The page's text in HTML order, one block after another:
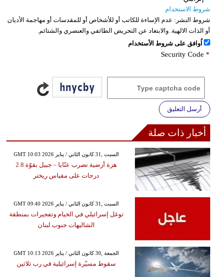
شروط الاستخدام
شروط النشر: عدم الإساءة للكاتب أو للأشخاص أو للمقدسات أو مهاجمة الأديان
أو الذات الالهية. والابتعاد عن التحريض الطائفي والعنصري والشتائم.
اُوافق على شروط الأستخدام
Security Code *
أرسل التعليق
أخبار ذات صلة
GMT 10:03 2026 السبت ,31 كانون الثاني / يناير
هزة أرضية تضرب عنّايا – جبيل بقوّة 2.8
درجات على مقياس ريختر
GMT 09:40 2026 السبت ,31 كانون الثاني / يناير
توغل إسرائيلي في الخيام وتفجيرات بمنطقة
الشاليهات جنوب لبنان
GMT 10:13 2026 الجمعة ,30 كانون الثاني / يناير
سقوط مسيّرة إسرائيلية في رب ثلاثين